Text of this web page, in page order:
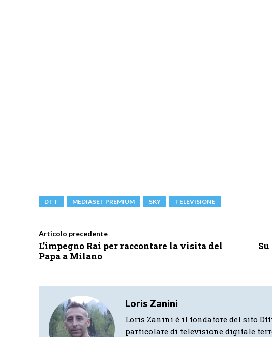
DTT MEDIASET PREMIUM SKY TELEVISIONE
Articolo precedente
L’impegno Rai per raccontare la visita del
Papa a Milano
Loris Zanini
Loris Zanini è il fondatore del sito
particolare di televisione digitale